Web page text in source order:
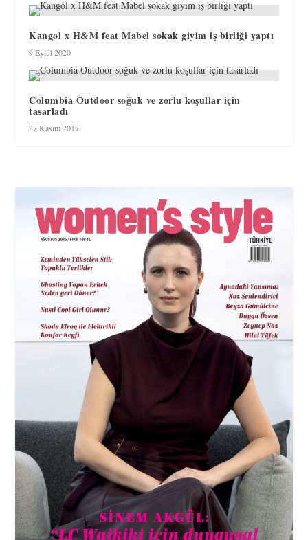
Kangol x H&M feat Mabel sokak giyim iş birliği yaptı
9 Eylül 2020
Columbia Outdoor soğuk ve zorlu koşullar için
tasarladı
27 Kasım 2017